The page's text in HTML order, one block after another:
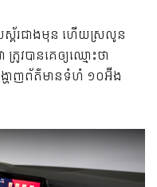
លស្ព័រជាងមុន ហើយស្រលូន
វបានគេឲ្យឈ្មោះថា
ង្ហាញព័ត៌មានទំហំ ១០អ៊ីង